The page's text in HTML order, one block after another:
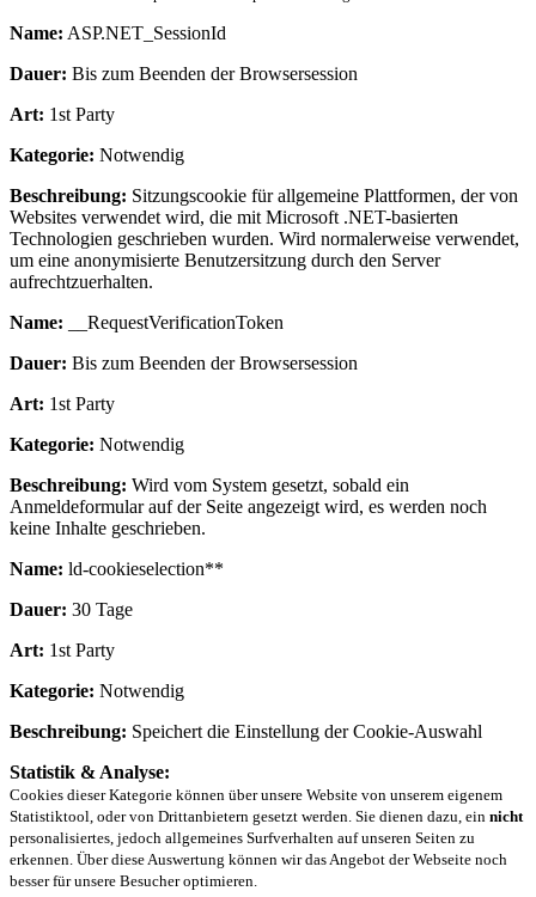
Name: ASP.NET_SessionId
Dauer: Bis zum Beenden der Browsersession
Art: 1st Party
Kategorie: Notwendig
Beschreibung: Sitzungscookie für allgemeine Plattformen, der von
Websites verwendet wird, die mit Microsoft .NET-basierten
Technologien geschrieben wurden. Wird normalerweise verwendet,
um eine anonymisierte Benutzersitzung durch den Server
aufrechtzuerhalten.
Name: __RequestVerificationToken
Dauer: Bis zum Beenden der Browsersession
Art: 1st Party
Kategorie: Notwendig
Beschreibung: Wird vom System gesetzt, sobald ein
Anmeldeformular auf der Seite angezeigt wird, es werden noch
keine Inhalte geschrieben.
Name: ld-cookieselection**
Dauer: 30 Tage
Art: 1st Party
Kategorie: Notwendig
Beschreibung: Speichert die Einstellung der Cookie-Auswahl
Statistik & Analyse:
Cookies dieser Kategorie können über unsere Website von unserem eigenem
Statistiktool, oder von Drittanbietern gesetzt werden. Sie dienen dazu, ein nicht
personalisiertes, jedoch allgemeines Surfverhalten auf unseren Seiten zu
erkennen. Über diese Auswertung können wir das Angebot der Webseite noch
besser für unsere Besucher optimieren.